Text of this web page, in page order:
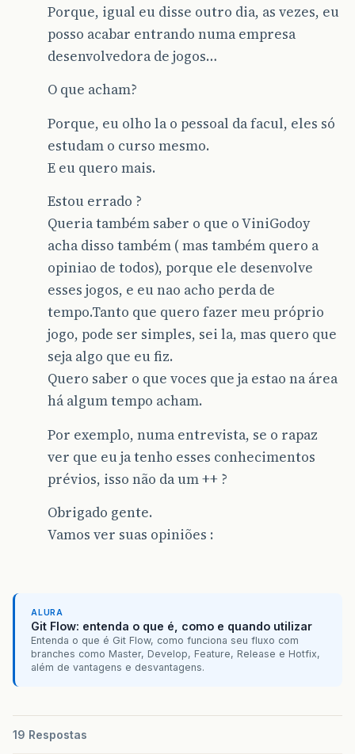
Porque, igual eu disse outro dia, as vezes, eu
posso acabar entrando numa empresa
desenvolvedora de jogos…
O que acham?
Porque, eu olho la o pessoal da facul, eles só
estudam o curso mesmo.
E eu quero mais.
Estou errado ?
Queria também saber o que o ViniGodoy
acha disso também ( mas também quero a
opiniao de todos), porque ele desenvolve
esses jogos, e eu nao acho perda de
tempo.Tanto que quero fazer meu próprio
jogo, pode ser simples, sei la, mas quero que
seja algo que eu fiz.
Quero saber o que voces que ja estao na área
há algum tempo acham.
Por exemplo, numa entrevista, se o rapaz
ver que eu ja tenho esses conhecimentos
prévios, isso não da um ++ ?
Obrigado gente.
Vamos ver suas opiniões :
ALURA
Git Flow: entenda o que é, como e quando utilizar
Entenda o que é Git Flow, como funciona seu fluxo com
branches como Master, Develop, Feature, Release e Hotfix,
além de vantagens e desvantagens.
19 Respostas